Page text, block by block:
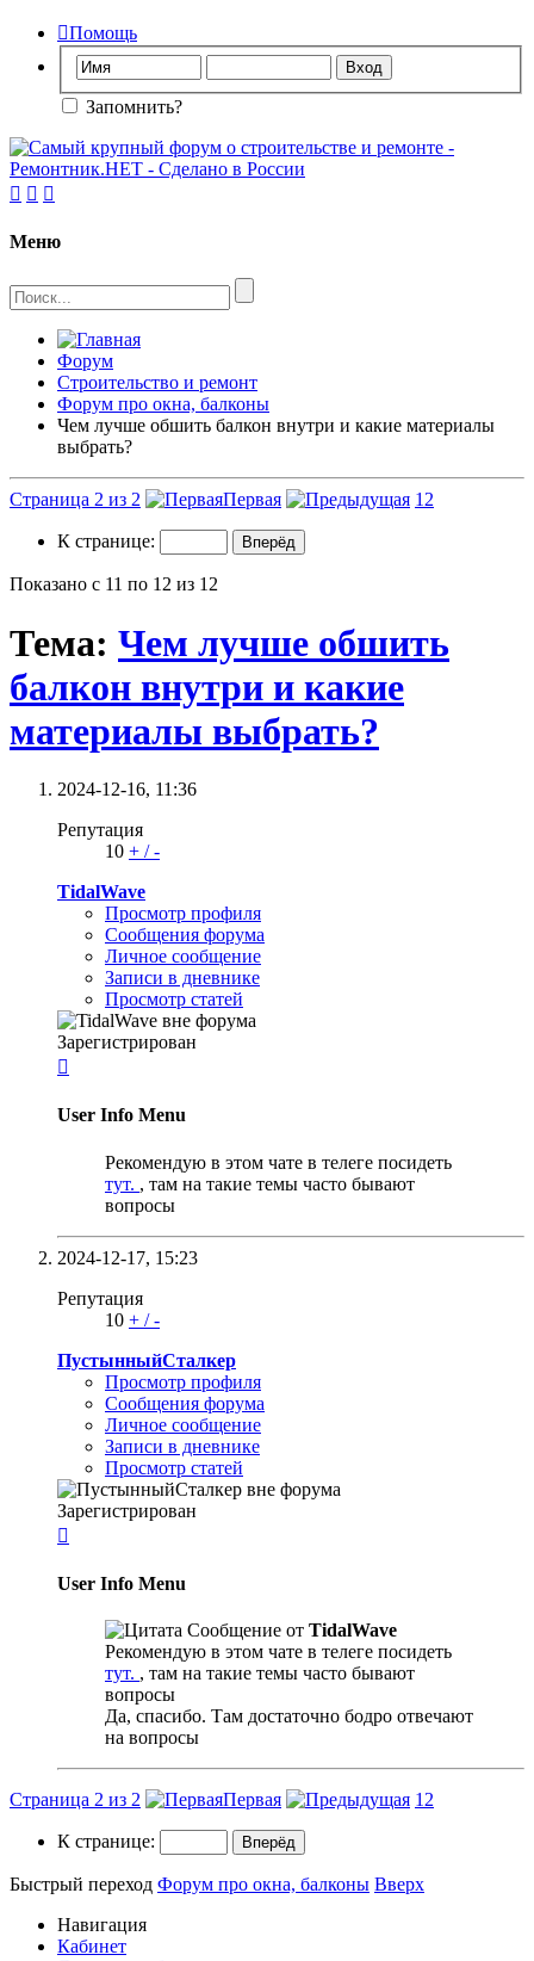
Помощь
Запомнить?
  
Меню
Форум
Строительство и ремонт
Форум про окна, балконы
Чем лучше обшить балкон внутри и какие материалы
выбрать?
Страница 2 из 2 Первая 1 2
К странице:
Показано с 11 по 12 из 12
Тема: Чем лучше обшить
балкон внутри и какие
материалы выбрать?
2024-12-16, 11:36
Репутация
10 + /-
TidalWave
Просмотр профиля
Сообщения форума
Личное сообщение
Записи в дневнике
Просмотр статей
Зарегистрирован

User Info Menu
Рекомендую в этом чате в телеге посидеть
тут. , там на такие темы часто бывают
вопросы
2024-12-17, 15:23
Репутация
10 + /-
ПустынныйСталкер
Просмотр профиля
Сообщения форума
Личное сообщение
Записи в дневнике
Просмотр статей
Зарегистрирован

User Info Menu
Сообщение от TidalWave
Рекомендую в этом чате в телеге посидеть
тут. , там на такие темы часто бывают
вопросы
Да, спасибо. Там достаточно бодро отвечают
на вопросы
Страница 2 из 2 Первая 1 2
К странице:
Быстрый переход Форум про окна, балконы Вверх
Навигация
Кабинет